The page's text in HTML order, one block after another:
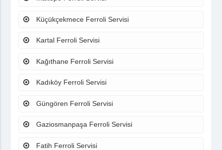
Küçükçekmece Ferroli Servisi
Kartal Ferroli Servisi
Kağıthane Ferroli Servisi
Kadıköy Ferroli Servisi
Güngören Ferroli Servisi
Gaziosmanpaşa Ferroli Servisi
Fatih Ferroli Servisi